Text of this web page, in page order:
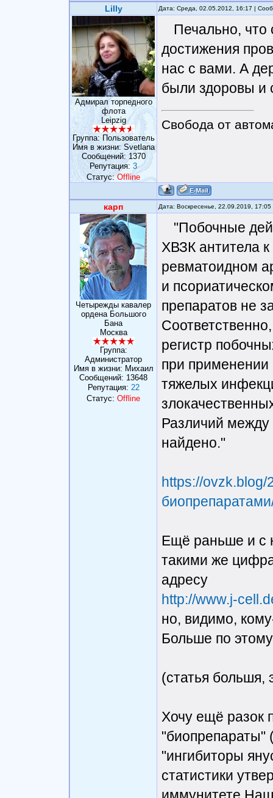
Lilly Дата: Среда, 02.05.2012, 16:17 |
Адмирал торпедного
флота
Leipzig
Группа: Пользователь
Имя в жизни: Svetlana
Сообщений: 1370
Репутация: 3
Статус:Offline
Печально,
достижения
нас с вами. А
были здоровы и
Свобода от
карп Дата: Воскресенье, 22.09.2019,
Четырежды кавалер
ордена Большого
Бана
Москва
Группа:
Администратор
Имя в жизни: Михаил
Сообщений: 13648
Репутация: 22
Статус: Offline
"Побочные
ХВЗК антитела
ревматоидном
и
препаратов не
регистр
при
тяжелых
Различий
найдено."
https://ovzk.blog/
Ещё раньше и с
такими же
адресу
http://www.j-
но, видимо,
Больше по
(статья большя,
Хочу ещё разок
"биопрепараты"
"ингибиторы
статистики